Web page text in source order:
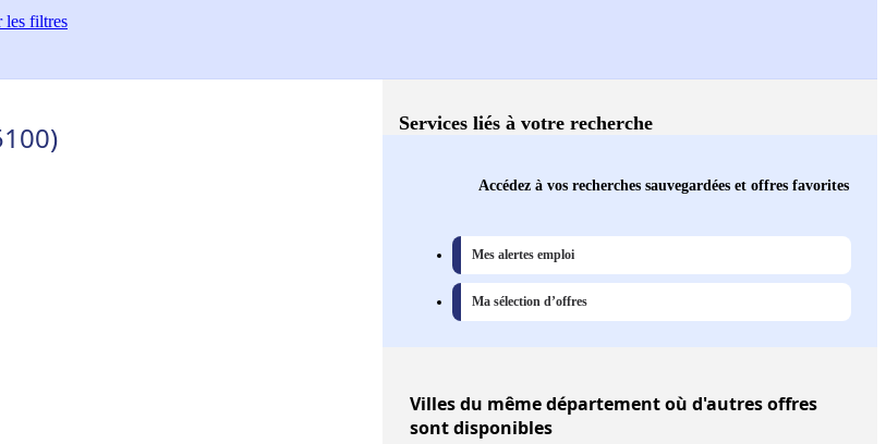
les filtres
Services liés à votre recherche
Accédez à vos recherches sauvegardées et offres favorites
Mes alertes emploi
Ma sélection d’offres
Villesdu même département où d'autres offres
sont disponibles